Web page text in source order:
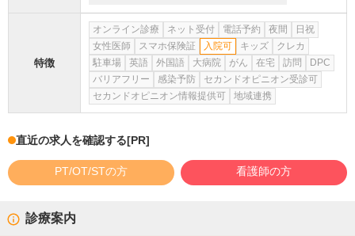
特徴
オンライン診療 ネット受付 電話予約 夜間
日祝
女性医師
スマホ保険証 入院可 キッズ
クレカ
駐車場
英語 外国語 大病院 がん 在宅 訪問
DPC
バリアフリー
感染予防
セカンドオピニオン受診可
セカンドオピニオン情報提供可
地域連携
直近の求人を確認する[PR]
PT/OT/STの方 看護師の方
診療案内